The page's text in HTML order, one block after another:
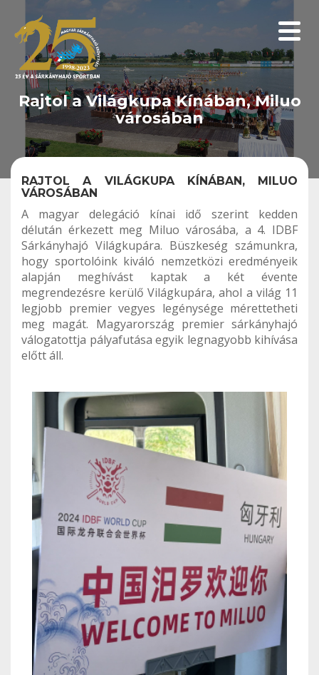
Rajtol a Világkupa Kínában, Miluo
városában
RAJTOL A VILÁGKUPA KÍNÁBAN, MILUO
VÁROSÁBAN
A magyar delegáció kínai idő szerint kedden
délután érkezett meg Miluo városába, a 4. IDBF
Sárkányhajó Világkupára. Büszkeség számunkra,
hogy sportolóink kiváló nemzetközi eredményeik
alapján meghívást kaptak a két évente
megrendezésre kerülő Világkupára, ahol a világ 11
legjobb premier vegyes legénysége mérettetheti
meg magát. Magyarország premier sárkányhajó
válogatottja pályafutása egyik legnagyobb kihívása
előtt áll.